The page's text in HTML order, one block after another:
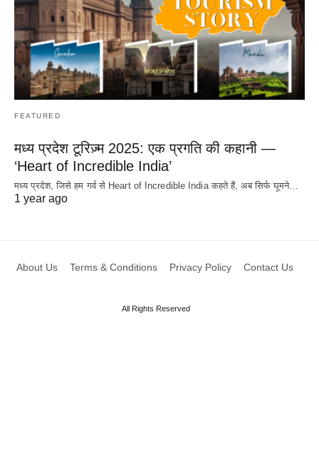
FEATURED
मध्य प्रदेश टूरिज़्म 2025: एक प्रगति की कहानी —
‘Heart of Incredible India’
मध्य प्रदेश, जिसे हम गर्व से Heart of Incredible India कहते हैं, अब सिर्फ घूमने…
1 year ago
About Us Terms & Conditions Privacy Policy Contact Us
All Rights Reserved